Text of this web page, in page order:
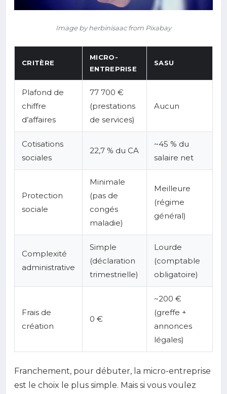
Image by herbinisaac from Pixabay
CRITÈRE
MICRO-
ENTREPRISE
SASU
Plafond de
chiffre
d’affaires
77 700 €
(prestations
de services)
Aucun
Cotisations
sociales
22,7 % du CA
~45 % du
salaire net
Protection
sociale
Minimale
(pas de
congés
maladie)
Meilleure
(régime
général)
Complexité
administrative
Simple
(déclaration
trimestrielle)
Lourde
(comptable
obligatoire)
Frais de
création
0 €
~200 €
(greffe +
annonces
légales)
Franchement, pour débuter, la micro-entreprise
est le choix le plus simple. Mais si vous voulez